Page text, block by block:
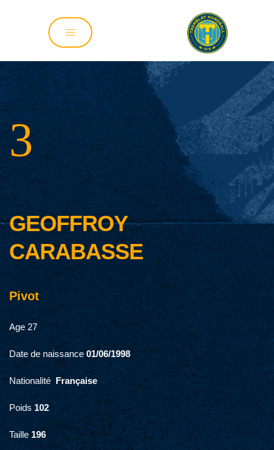
3
GEOFFROY
CARABASSE
Pivot
Age 27
Date de naissance 01/06/1998
Nationalité Française
Poids 102
Taille 196